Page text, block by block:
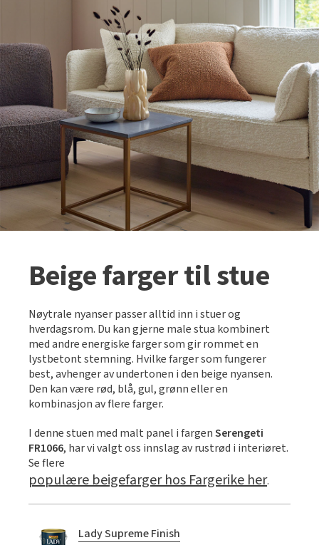
Beige farger til stue
Nøytrale nyanser passer alltid inn i stuer og
hverdagsrom. Du kan gjerne male stua kombinert
med andre energiske farger som gir rommet en
lystbetont stemning. Hvilke farger som fungerer
best, avhenger av undertonen i den beige nyansen.
Den kan være rød, blå, gul, grønn eller en
kombinasjon av flere farger.
I denne stuen med malt panel i fargenSerengeti
FR1066, har vi valgt oss innslag av rustrød i interiøret.
Se flere
populære beigefarger hos Fargerike her.
Lady Supreme Finish